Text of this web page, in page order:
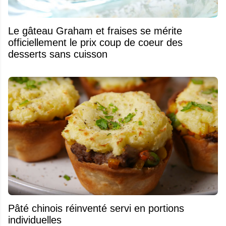
Le gâteau Graham et fraises se mérite
officiellement le prix coup de coeur des
desserts sans cuisson
Pâté chinois réinventé servi en portions
individuelles